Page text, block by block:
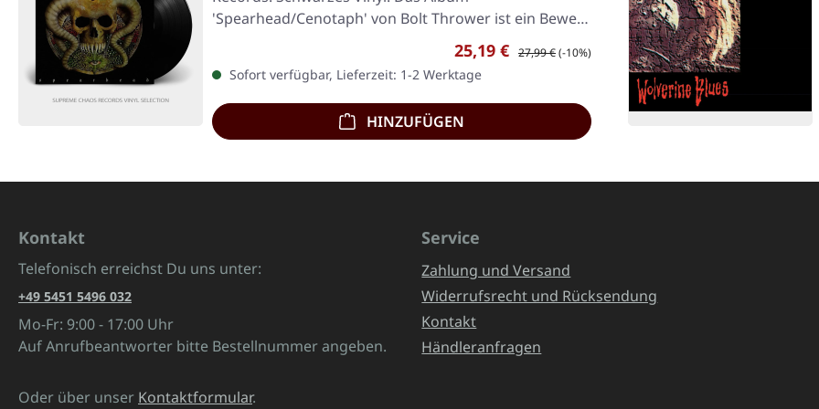
'Spearhead/Cenotaph' von Bolt Thrower ist ein Beweis
Verkaufspreis:
25,19 € Regulärer Preis:
27,99 €(-10%)
Sofort verfügbar, Lieferzeit: 1-2 Werktage
HINZUFÜGEN
Kontakt
Telefonisch erreichst Du uns unter:
+49 5451 5496 032
Mo-Fr: 9:00 - 17:00 Uhr
Auf Anrufbeantworter bitte Bestellnummer angeben.
Oder über unser Kontaktformular.
Service
Zahlung und Versand
Widerrufsrecht und Rücksendung
Kontakt
Händleranfragen